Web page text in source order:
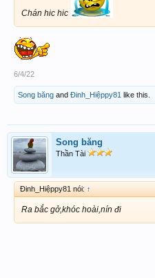
Chán hic hic
6/4/22
Song băng and Đinh_Hiệppy81 like this.
Song băng
Thần Tài
Đinh_Hiệppy81 nói: ↑
Ra bắc gở,khóc hoài,nín đi